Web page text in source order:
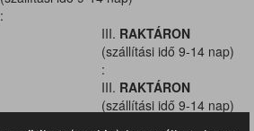
:
III. RAKTÁRON
(szállítási idő 9-14 nap)
:
III. RAKTÁRON
(szállítási idő 9-14 nap)